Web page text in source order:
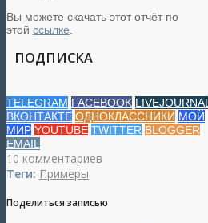
Вы можете скачать этот отчёт по
этой ссылке
ПОДПИСКА
TELEGRAM FACEBOOK LIVEJOURNAL
ВКОНТАКТЕ ОДНОКЛАССНИКИ МОЙ
МИР YOUTUBE TWITTER BLOGGER
EMAIL
10 комментариев
Теги: Примеры
Поделиться записью